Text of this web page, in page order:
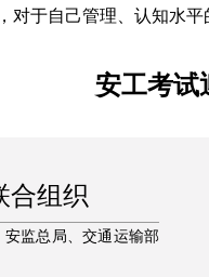
对于自己管理、认知水平
安工考试
合组织
监总局、交通运输部